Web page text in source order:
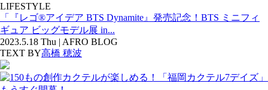
LIFESTYLE
「『レゴ®アイデア BTS Dynamite』発売記念！BTS ミニフィ
ギュア ビッグモデル展 in...
2023.5.18 Thu | AFRO BLOG
TEXT BY高橋 穂波